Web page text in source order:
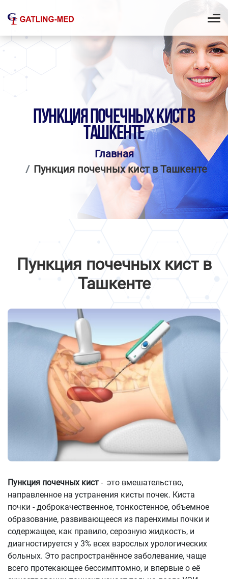
ПУНКЦИЯ ПОЧЕЧНЫХ КИСТ В
ТАШКЕНТЕ
Главная
Пункция почечных кист в Ташкенте
Пункция почечных кист в
Ташкенте
Пункция почечных кист - это вмешательство,
направленное на устранения кисты почек. Киста
почки - доброкачественное, тонкостенное, объемное
образование, развивающееся из паренхимы почки и
содержащее, как правило, серозную жидкость, и
диагностируется у 3% всех взрослых урологических
больных. Это распространённое заболевание, чаще
всего протекающее бессимптомно, и впервые о её